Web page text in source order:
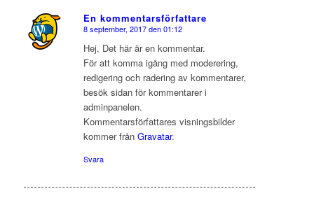
En kommentarsförfattare
says:
8 september, 2017 den 01:12
Hej, Det här är en kommentar.
För att komma igång med moderering,
redigering och radering av kommentarer,
besök sidan för kommentarer i
adminpanelen.
Kommentarsförfattares visningsbilder
kommer från Gravatar.
Svara